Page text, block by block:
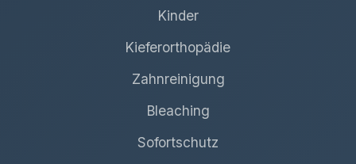
Kinder
Kieferorthopädie
Zahnreinigung
Bleaching
Sofortschutz